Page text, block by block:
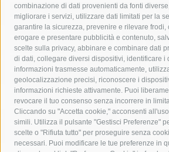
combinazione di dati provenienti da fonti
migliorare i servizi, utilizzare dati limitati per la
garantire la sicurezza, prevenire e rilevare frodi,
erogare e presentare pubblicità e contenuto,
scelte sulla privacy, abbinare e combinare dati
di dati, collegare diversi dispositivi, identificare i
informazioni trasmesse automaticamente,
geolocalizzazione precisi, riconoscere i
informazioni richieste attivamente. Puoi
revocare il tuo consenso senza incorrere in
Cliccando su "Accetta cookie," acconsenti
simili. Utilizza il pulsante "Gestisci Preferenze"
scelte o "Rifiuta tutto" per proseguire senza
necessari. Puoi modificare le tue preferenze in
costiera amalfitana
covid-19 eav
fondazione sorrento
gori guardia
lavori
lorenzo balducelli mare
massimo coppola
Meta napoli
penisola sorrentina
piano di sorrento
protezione civile
Regione Campania
sindaco cuomo
sorrento studenti
turismo
Vico Equense villa fiorentino